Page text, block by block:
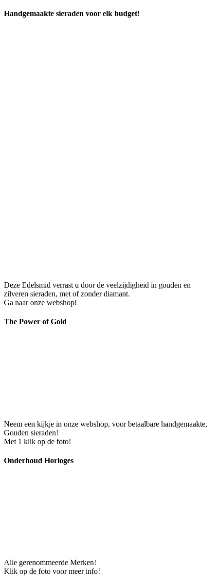
Handgemaakte sieraden voor elk budget!
Deze Edelsmid verrast u door de veelzijdigheid in gouden en
zilveren sieraden, met of zonder diamant.
Ga naar onze webshop!
The Power of Gold
Neem een kijkje in onze webshop, voor betaalbare handgemaakte,
Gouden sieraden!
Met 1 klik op de foto!
Onderhoud Horloges
Alle gerenommeerde Merken!
Klik op de foto voor meer info!